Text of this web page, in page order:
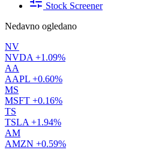
Stock Screener
Nedavno ogledano
NV
NVDA +1.09%
AA
AAPL +0.60%
MS
MSFT +0.16%
TS
TSLA +1.94%
AM
AMZN +0.59%